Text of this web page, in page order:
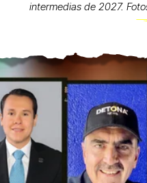
intermedias de 2027.